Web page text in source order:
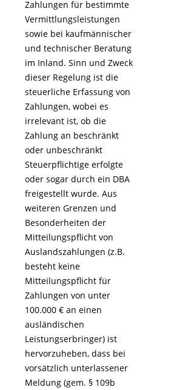
Zahlungen für bestimmte
Vermittlungsleistungen
sowie bei kaufmännischer
und technischer Beratung
im Inland. Sinn und Zweck
dieser Regelung ist die
steuerliche Erfassung von
Zahlungen, wobei es
irrelevant ist, ob die
Zahlung an beschränkt
oder unbeschränkt
Steuerpflichtige erfolgte
oder sogar durch ein DBA
freigestellt wurde. Aus
weiteren Grenzen und
Besonderheiten der
Mitteilungspflicht von
Auslandszahlungen (z.B.
besteht keine
Mitteilungspflicht für
Zahlungen von unter
100.000 € an einen
ausländischen
Leistungserbringer) ist
hervorzuheben, dass bei
vorsätzlich unterlassener
Meldung (gem. § 109b